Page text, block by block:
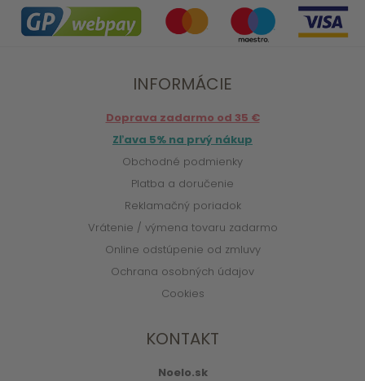
INFORMÁCIE
Doprava zadarmo od 35 €
Zľava 5% na prvý nákup
Obchodné podmienky
Platba a doručenie
Reklamačný poriadok
Vrátenie / výmena tovaru zadarmo
Online odstúpenie od zmluvy
Ochrana osobných údajov
Cookies
KONTAKT
Noelo.sk